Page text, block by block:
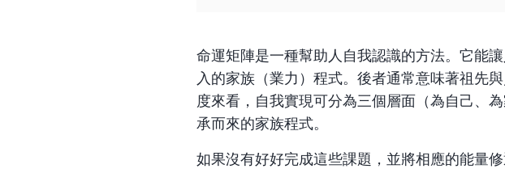
命運矩陣是一種幫助人自我認識的方法。它能
入的家族（業力）程式。後者通常意味著祖先
度來看，自我實現可分為三個層面（為自己、
承而來的家族程式。
如果沒有好好完成這些課題，並將相應的能量